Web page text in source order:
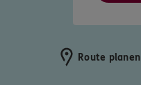
Route planen